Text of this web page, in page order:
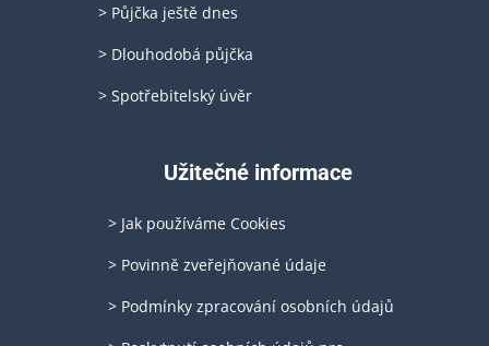
> Půjčka ještě dnes
> Dlouhodobá půjčka
> Spotřebitelský úvěr
Užitečné informace
> Jak používáme Cookies
> Povinně zveřejňované údaje
> Podmínky zpracování osobních údajů